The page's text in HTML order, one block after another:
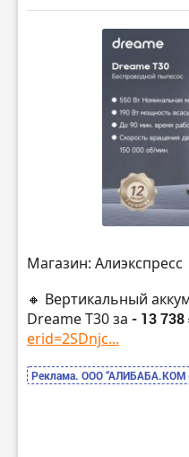
Магазин: Алиэкспресс
🔸 Вертикальный
Dreame T30 за - 13 738
erid=2SDnjc...
Реклама. ООО “АЛИБАБА.КОМ